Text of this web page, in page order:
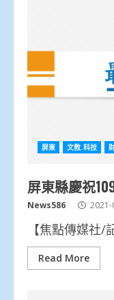
屏東 文教.科技
屏東縣慶祝
News586
【焦點傳媒社
Read More